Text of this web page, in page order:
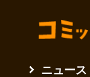
ニュース